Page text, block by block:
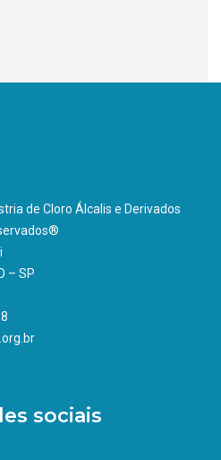
de Cloro Álcalis e Derivados
– SP
sociais